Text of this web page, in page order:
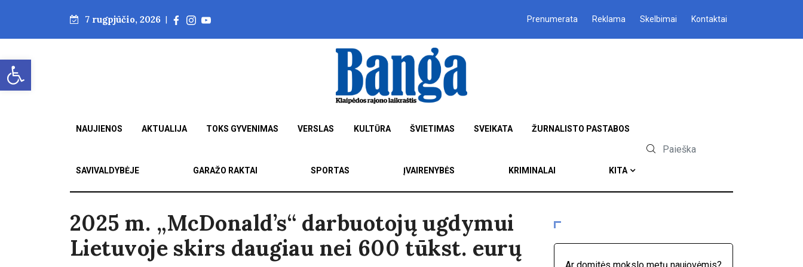
Open toolbar
7 rugpjūčio, 2026 | Prenumerata Reklama Skelbimai Kontaktai
NAUJIENOS AKTUALIJA TOKS GYVENIMAS VERSLAS KULTŪRA ŠVIETIMAS SVEIKATA ŽURNALISTO PASTABOS
SAVIVALDYBĖJE GARAŽO RAKTAI SPORTAS ĮVAIRENYBĖS KRIMINALAI KITA
2025 m. „McDonald’s“ darbuotojų ugdymui
Lietuvoje skirs daugiau nei 600 tūkst. eurų